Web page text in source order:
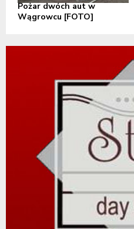
Pożar dwóch aut w
Wągrowcu [FOTO]